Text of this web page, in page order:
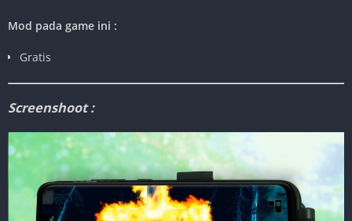
Mod pada game ini :
Gratis
Screenshoot :